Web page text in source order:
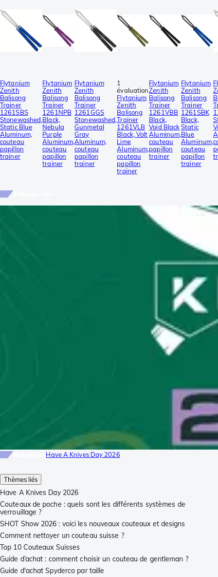
Thèmes liés
Have A Knives Day 2026
Couteaux de poche : quels sont les différents systèmes de
verrouillage ?
SHOT Show 2026 : voici les nouveaux couteaux et designs
Comment nettoyer un couteau suisse ?
Top 10 Couteaux Suisses
Guide d’achat : comment choisir un couteau de gentleman ?
Guide d'achat Spyderco par taille
Flytanium
Zenith
Balisong
Trainer
1261SBS
Stonewashed,
Static Blue
Aluminum,
couteau
papillon
trainer
Flytanium
Zenith
Balisong
Trainer
1261NPB
Black,
Nebula
Purple
Aluminum,
couteau
papillon
trainer
Flytanium
Zenith
Balisong
Trainer
1261GGS
Stonewashed,
Gunmetal
Gray
Aluminum,
couteau
papillon
trainer
1
évaluation
Flytanium
Zenith
Balisong
Trainer
1261VLB
Black, Volt
Lime
Aluminum,
couteau
papillon
trainer
Flytanium
Zenith
Balisong
Trainer
1261VBB
Black,
Void Black
Aluminum,
couteau
papillon
trainer
Flytanium
Zenith
Balisong
Trainer
1261SBK
Black,
Static
Blue
Aluminum,
couteau
papillon
trainer
Have A Knives Day 2026